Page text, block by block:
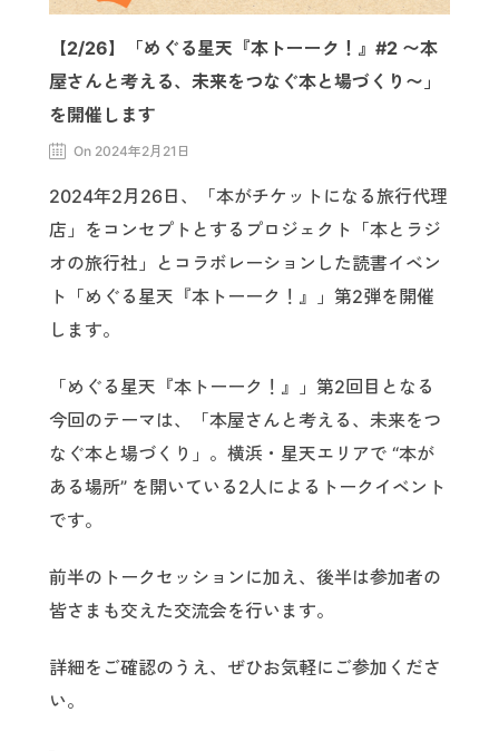
【2/26】「めぐる星天『本トーーク！』#2 〜本
屋さんと考える、未来をつなぐ本と場づくり〜」
を開催します
On 2024年2月21日
2024年2月26日、「本がチケットになる旅行代理
店」をコンセプトとするプロジェクト「本とラジ
オの旅行社」とコラボレーションした読書イベン
ト「めぐる星天『本トーーク！』」第2弾を開催
します。
「めぐる星天『本トーーク！』」第2回目となる
今回のテーマは、「本屋さんと考える、未来をつ
なぐ本と場づくり」。横浜・星天エリアで “本が
ある場所” を開いている2人によるトークイベント
です。
前半のトークセッションに加え、後半は参加者の
皆さまも交えた交流会を行います。
詳細をご確認のうえ、ぜひお気軽にご参加くださ
い。